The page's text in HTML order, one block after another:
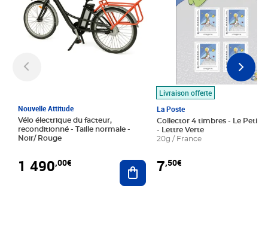
Nouvelle Attitude
Vélo électrique du facteur,
reconditionné - Taille normale -
Noir/ Rouge
1 490,00€ Ajouter au panier
Livraison offerte
La Poste
Collector 4 timbres - Le Petit
- Lettre Verte
20g / France
7,50€